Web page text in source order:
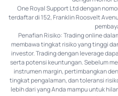
One Royal Support Ltd dengan
terdaftar di 152, Franklin Roosvelt
Penafian Risiko: Trading online
membawa tingkat risiko yang tinggi
investor. Trading dengan leverage
serta potensi keuntungan. Sebelum
instrumen margin, pertimbangkan
tingkat pengalaman, dan toleransi
lebih dari yang Anda mampu untuk